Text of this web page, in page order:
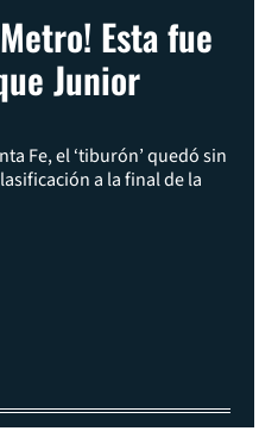
Esta fue
Junior
Fe, el ‘tiburón’ quedó sin
a la final de la